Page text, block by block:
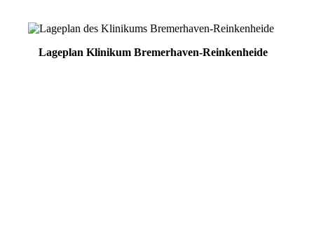
Lageplan Klinikum Bremerhaven-Reinkenheide